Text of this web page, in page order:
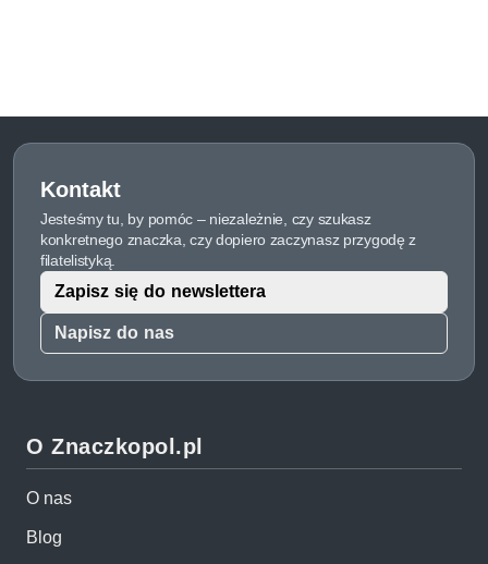
Kontakt
Jesteśmy tu, by pomóc – niezależnie, czy szukasz
konkretnego znaczka, czy dopiero zaczynasz przygodę z
filatelistyką.
Napisz do nas
Zapisz się do newslettera
O Znaczkopol.pl
O nas
Blog